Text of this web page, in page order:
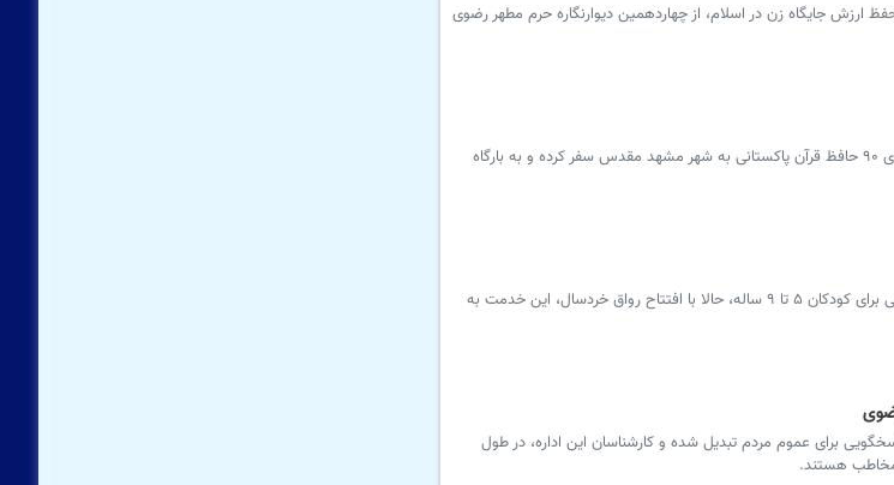
جایگاه زن در اسلام، از چهاردهمین دیوارنگاره حرم مطهر رضوی
با هماهنگی معاونت بین‌الملل و مدیریت زائران غیر ایرانی آستان قدس رضوی ۹۰ حافظ قرآن پاکستانی به شهر مشهد مقدس سفر کرده و به بارگاه
پس از استقبال گسترده خانواده‌ها از رواق کودک و ارائه برنامه‌های ویژه زیارتی برای کودکان ۵ تا ۹ ساله، حالا با افتتاح رواق خردسال، این خدمت به
برای عموم مردم تبدیل شده و کارشناسان این اداره، در طول